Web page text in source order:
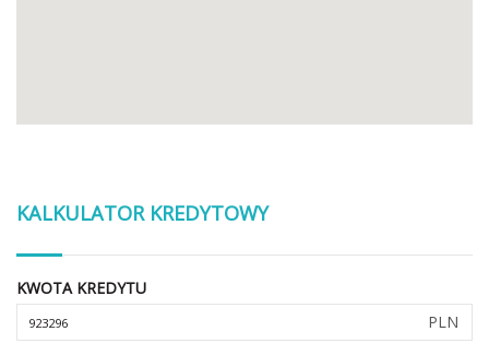
KALKULATOR KREDYTOWY
KWOTA KREDYTU
PLN